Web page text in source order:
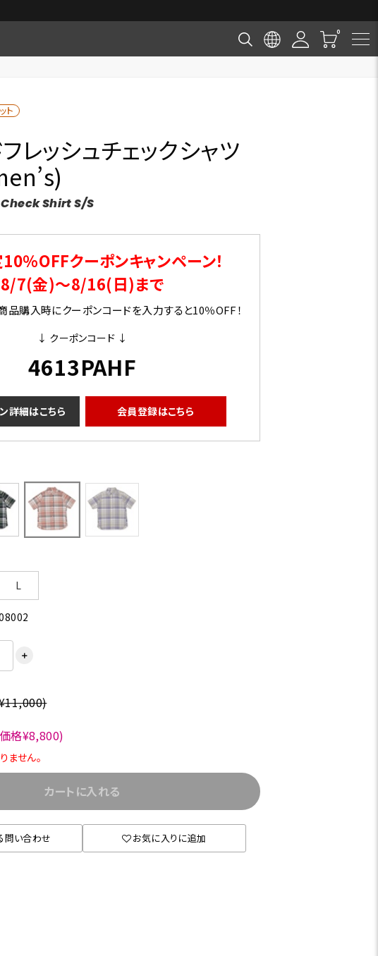
ト
レッシュチェックシャツ
Shirt S/S
％OFFクーポンキャンペーン！
8/7(金)～8/16(日)まで
品購入時にクーポンコードを入力すると10％OFF！
↓ クーポンコード ↓
4613PAHF
詳細はこちら 会員登録はこちら
L
＋
格¥8,800)
ません。
カートに入れる
問い合わせ お気に入りに追加